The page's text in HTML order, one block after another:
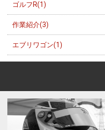
ゴルフR(1)
作業紹介(3)
エブリワゴン(1)